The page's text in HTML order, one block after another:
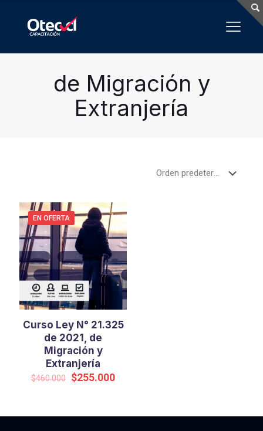
de Migración y
Extranjería
EN OFERTA
Curso Ley N° 21.325
de 2021, de
Migración y
Extranjería
$460.000 El
$255.000El